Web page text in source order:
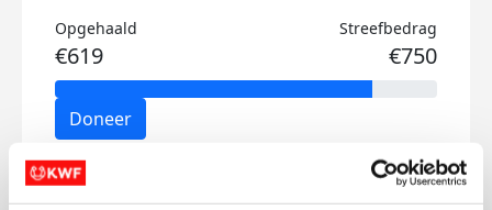
Opgehaald
€619
Streefbedrag
€750
Doneer